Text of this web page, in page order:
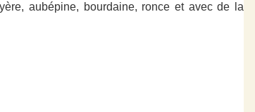
aubépine, bourdaine, ronce et avec de la